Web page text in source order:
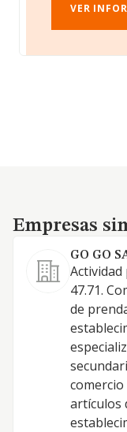
VER
Empresas similares
Empresas
GO GO
Actividad
47.71.
de
artículos